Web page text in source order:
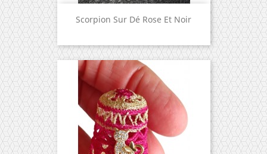
Scorpion Sur Dé Rose Et Noir